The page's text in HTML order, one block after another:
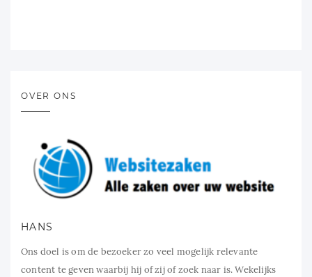
OVER ONS
HANS
Ons doel is om de bezoeker zo veel mogelijk relevante
content te geven waarbij hij of zij of zoek naar is. Wekelijks